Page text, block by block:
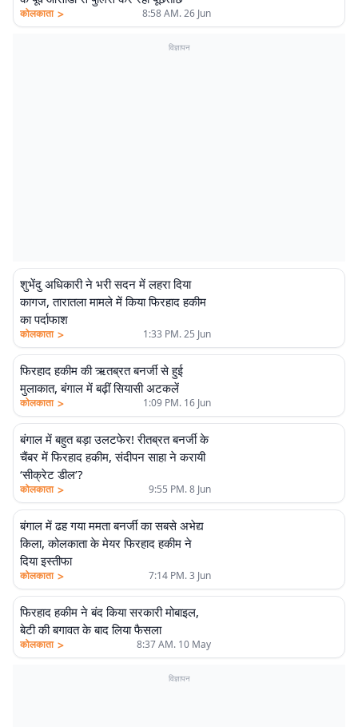
कोलकाता > 8:58 AM. 26 Jun
विज्ञापन
शुभेंदु अधिकारी ने भरी सदन में लहरा दिया
कागज, तारातला मामले में किया फिरहाद हकीम
का पर्दाफाश
कोलकाता > 1:33 PM. 25 Jun
फिरहाद हकीम की ऋतब्रत बनर्जी से हुई
मुलाकात, बंगाल में बढ़ीं सियासी अटकलें
कोलकाता > 1:09 PM. 16 Jun
बंगाल में बहुत बड़ा उलटफेर! रीतब्रत बनर्जी के
चैंबर में फिरहाद हकीम, संदीपन साहा ने करायी
‘सीक्रेट डील’?
कोलकाता > 9:55 PM. 8 Jun
बंगाल में ढह गया ममता बनर्जी का सबसे अभेद्य
किला, कोलकाता के मेयर फिरहाद हकीम ने
दिया इस्तीफा
कोलकाता > 7:14 PM. 3 Jun
फिरहाद हकीम ने बंद किया सरकारी मोबाइल,
बेटी की बगावत के बाद लिया फैसला
कोलकाता > 8:37 AM. 10 May
विज्ञापन